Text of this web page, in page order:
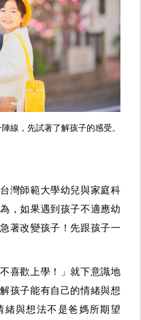
線，先試著了解孩子的感受。
灣師範大學幼兒與家庭科
，如果遇到孩子不適應幼
著改變孩子！先跟孩子一
喜歡上學！」就下意識地
孩子能有自己的情緒與想
緒與想法不是爸媽所期望